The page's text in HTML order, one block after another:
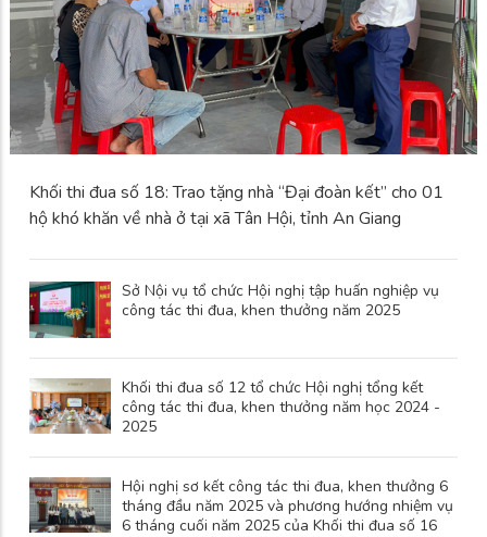
Khối thi đua số 18: Trao tặng nhà “Đại đoàn kết” cho 01
hộ khó khăn về nhà ở tại xã Tân Hội, tỉnh An Giang
Sở Nội vụ tổ chức Hội nghị tập huấn nghiệp vụ
công tác thi đua, khen thưởng năm 2025
Khối thi đua số 12 tổ chức Hội nghị tổng kết
công tác thi đua, khen thưởng năm học 2024 -
2025
Hội nghị sơ kết công tác thi đua, khen thưởng 6
tháng đầu năm 2025 và phương hướng nhiệm vụ
6 tháng cuối năm 2025 của Khối thi đua số 16